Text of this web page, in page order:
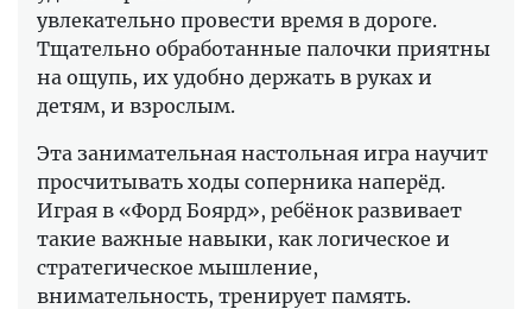
увлекательно провести время в дороге.
Тщательно обработанные палочки приятны
на ощупь, их удобно держать в руках и
детям, и взрослым.
Эта занимательная настольная игра научит
просчитывать ходы соперника наперёд.
Играя в «Форд Боярд», ребёнок развивает
такие важные навыки, как логическое и
стратегическое мышление,
внимательность, тренирует память.